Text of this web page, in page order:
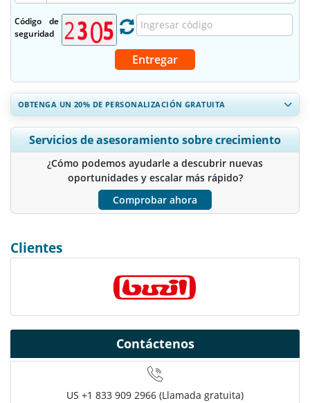
Código de
seguridad
Entregar
OBTENGA UN 20% DE PERSONALIZACIÓN GRATUITA
Ampliar la cobertura regional y por país, Análisis de segmentos,
Perfiles de empresas, Benchmarking competitivo, e información
sobre el usuario final.
Personalizar ahora
Servicios de asesoramiento sobre crecimiento
¿Cómo podemos ayudarle a descubrir nuevas
oportunidades y escalar más rápido?
Comprobar ahora
Clientes
Contáctenos
US +1 833 909 2966 (Llamada gratuita)